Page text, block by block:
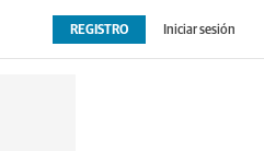
REGISTRO Iniciar sesión